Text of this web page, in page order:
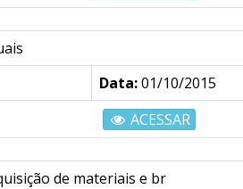
Data:01/10/2015
ACESSAR
de materiais e br